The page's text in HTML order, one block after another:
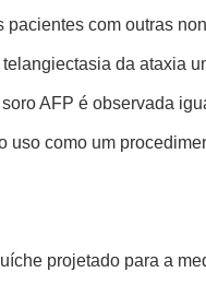
com outras
da ataxia
AFP é observada
uso como um
projetado para a